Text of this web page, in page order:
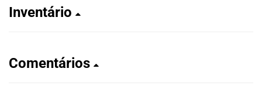
Inventário
Comentários